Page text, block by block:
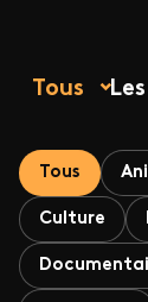
Tous
Tous
Culture